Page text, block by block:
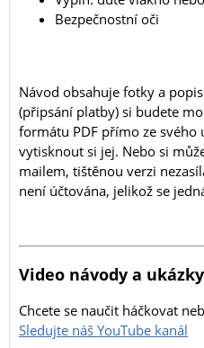
Bezpečnostní oči
Návod obsahuje fotky a
(připsání platby) si budete
formátu PDF přímo ze svého
vytisknout si jej. Nebo si
mailem, tištěnou verzi
není účtována, jelikož se
Video návody a
Chcete se naučit háčkovat
Sledujte náš YouTube kanál